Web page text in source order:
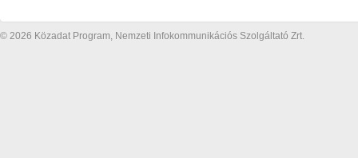
© 2026 Közadat Program, Nemzeti Infokommunikációs Szolgáltató Zrt.